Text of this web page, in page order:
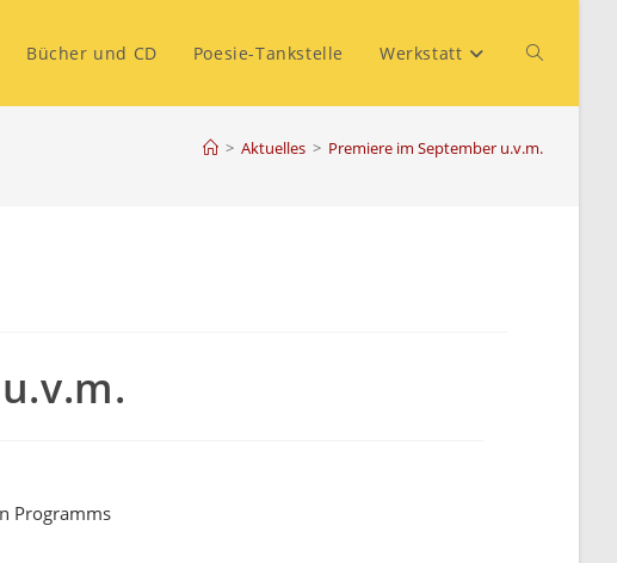
Bücher und CD Poesie-Tankstelle Werkstatt
> Aktuelles > Premiere im September u.v.m.
Programms